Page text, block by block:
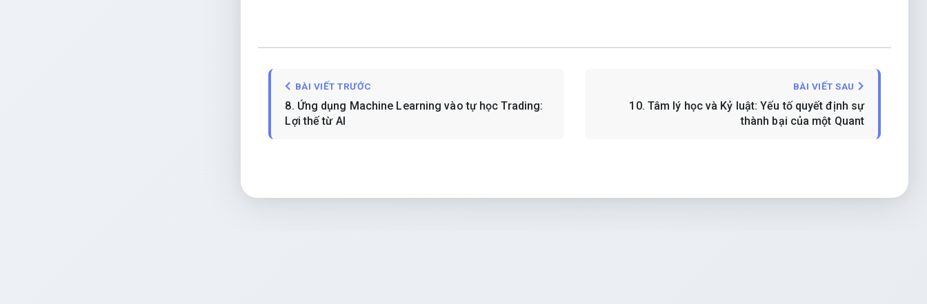
BÀI VIẾT TRƯỚC
8. Ứng dụng Machine Learning vào tự học Trading:
Lợi thế từ AI
BÀI VIẾT SAU
10. Tâm lý học và Kỷ luật: Yếu tố quyết định sự
thành bại của một Quant